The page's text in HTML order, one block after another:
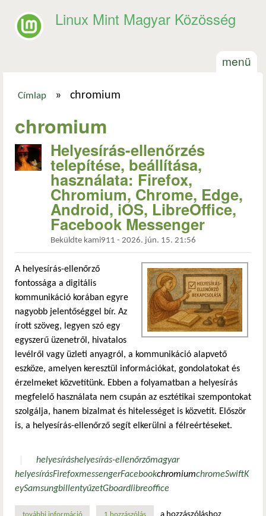
Linux Mint Magyar Közösség
menü
Címlap » chromium
chromium
Helyesírás-ellenőrzés
telepítése, beállítása,
használata: Firefox,
Chromium, Chrome, Edge,
Android, iOS, LibreOffice,
Facebook Messenger
Beküldte kami911 - 2026. jún. 15. 21:56
A helyesírás-ellenőrző
fontossága a digitális
kommunikáció korában egyre
nagyobb jelentőséggel bír. Az
írott szöveg, legyen szó egy
egyszerű üzenetről, hivatalos
levélről vagy üzleti anyagról, a kommunikáció alapvető
eszköze, amelyen keresztül információkat, gondolatokat és
érzelmeket közvetítünk. Ebben a folyamatban a helyesírás
megfelelő használata nem csupán az esztétikai szempontokat
szolgálja, hanem bizalmat és hitelességet is közvetít. Először
is, a helyesírás-ellenőrző segít elkerülni a félreértéseket.
helyesíráshelyesírás-ellenőrzőmagyar
helyesírásFirefoxmessengerFacebookchromiumchromeSwiftK
eySamsungbillentyűzetGboardlibreoffice